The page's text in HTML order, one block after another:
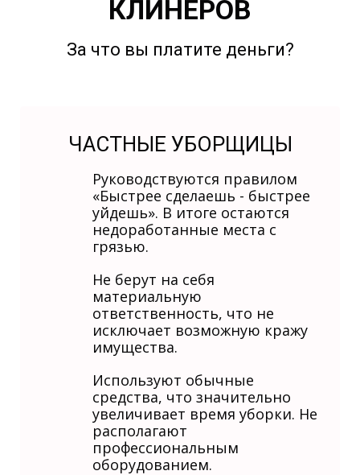
КЛИНЕРОВ
За что вы платите деньги?
ЧАСТНЫЕ УБОРЩИЦЫ
Руководствуются правилом
«Быстрее сделаешь - быстрее
уйдешь». В итоге остаются
недоработанные места с
грязью.
Не берут на себя
материальную
ответственность, что не
исключает возможную кражу
имущества.
Используют обычные
средства, что значительно
увеличивает время уборки. Не
располагают
профессиональным
оборудованием.